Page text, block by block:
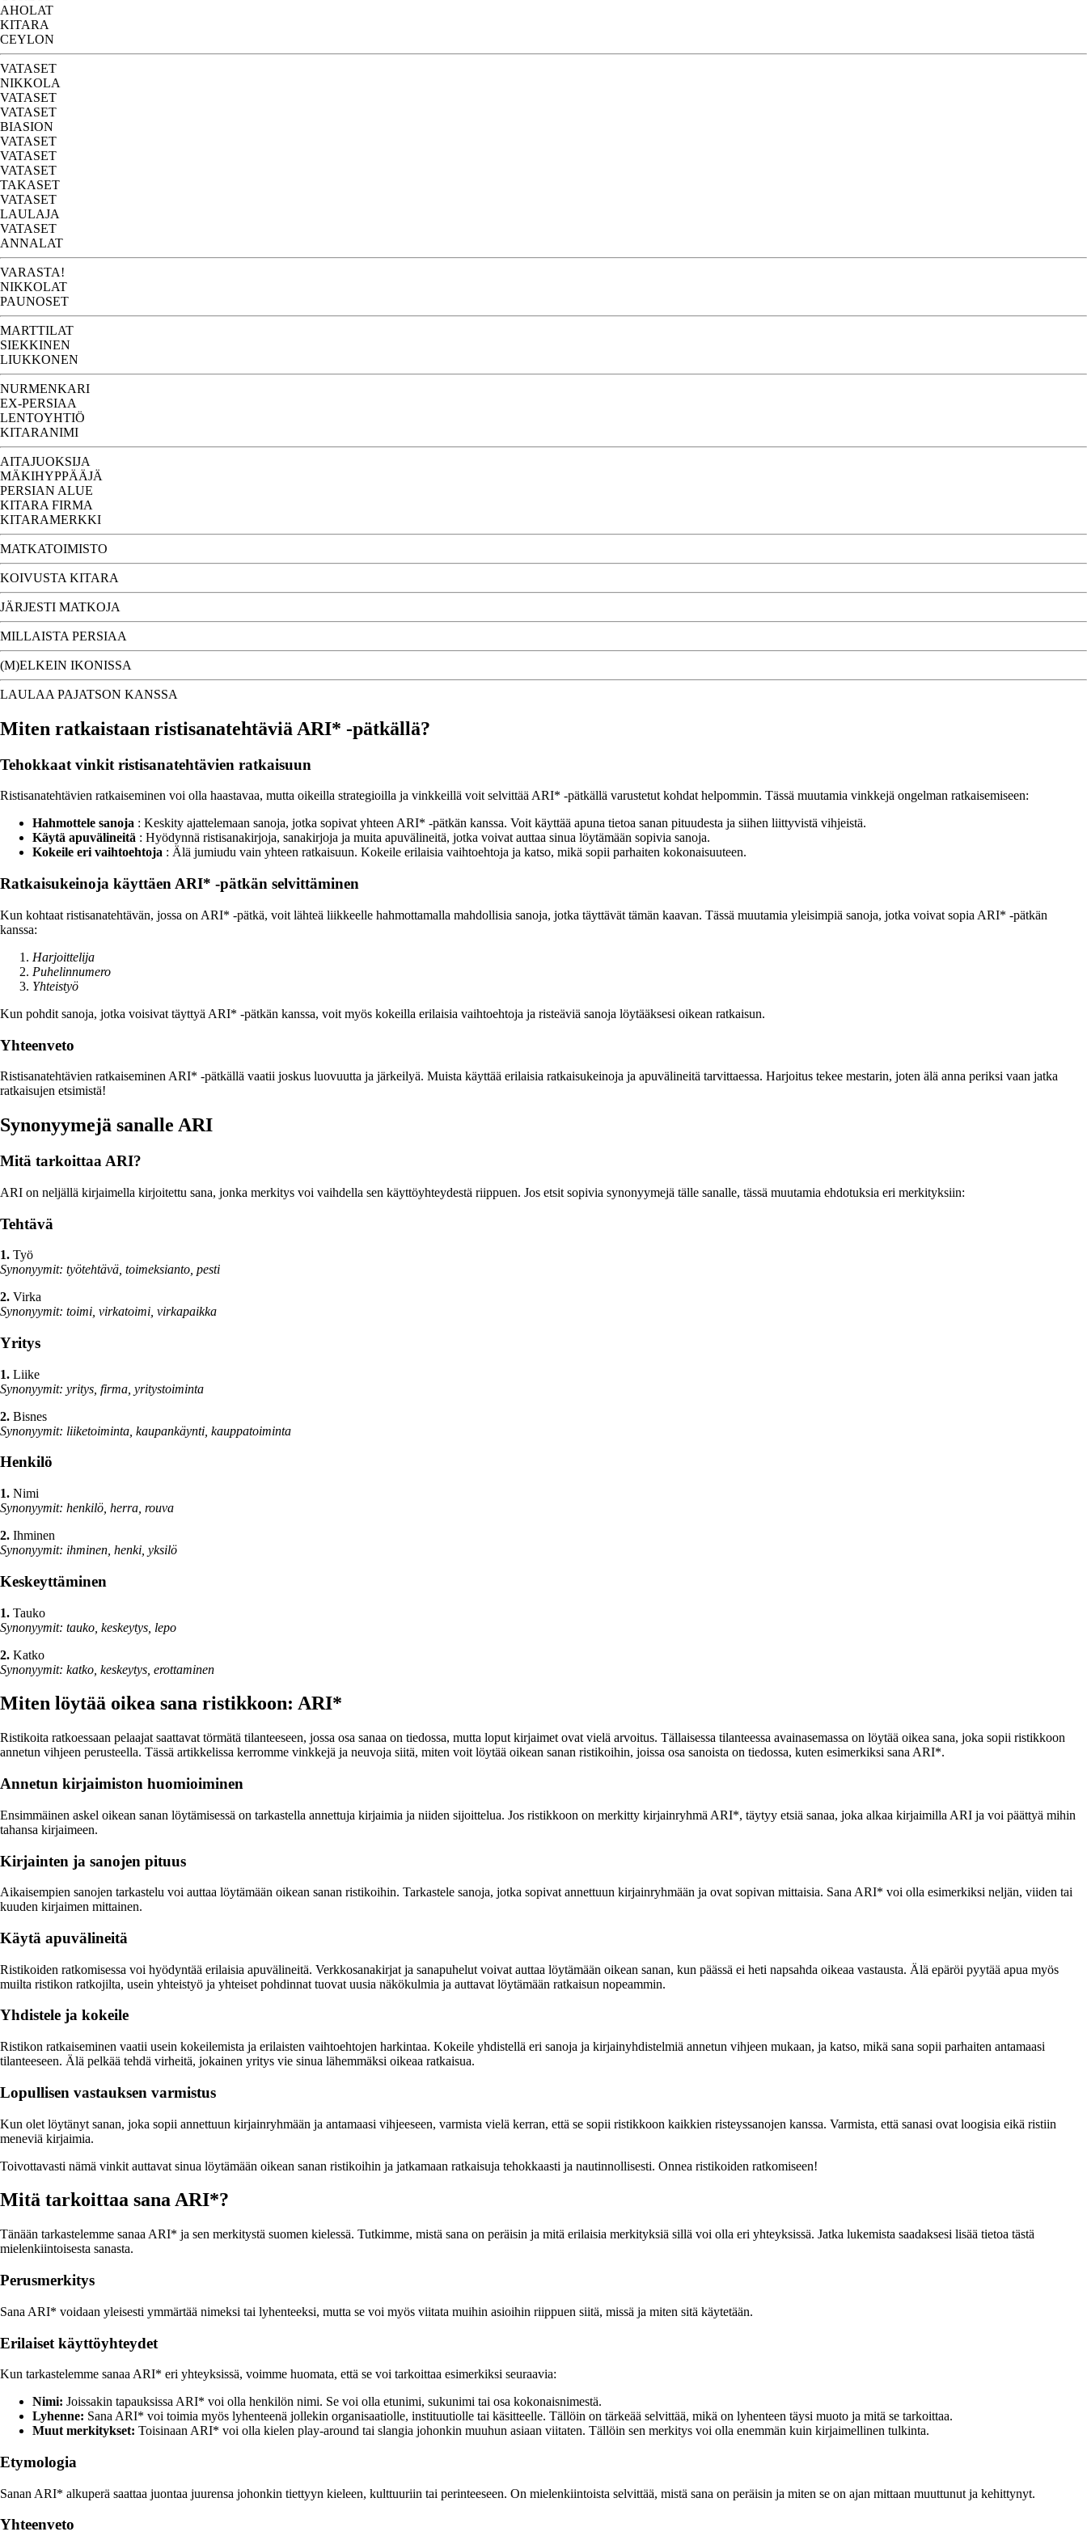
AHOLAT
KITARA
CEYLON
VATASET
NIKKOLA
VATASET
VATASET
BIASION
VATASET
VATASET
VATASET
TAKASET
VATASET
LAULAJA
VATASET
ANNALAT
VARASTA!
NIKKOLAT
PAUNOSET
MARTTILAT
SIEKKINEN
LIUKKONEN
NURMENKARI
EX-PERSIAA
LENTOYHTIÖ
KITARANIMI
AITAJUOKSIJA
MÄKIHYPPÄÄJÄ
PERSIAN ALUE
KITARA FIRMA
KITARAMERKKI
MATKATOIMISTO
KOIVUSTA KITARA
JÄRJESTI MATKOJA
MILLAISTA PERSIAA
(M)ELKEIN IKONISSA
LAULAA PAJATSON KANSSA
Miten ratkaistaan ristisanatehtäviä ARI* -pätkällä?
Tehokkaat vinkit ristisanatehtävien ratkaisuun
Ristisanatehtävien ratkaiseminen voi olla haastavaa, mutta oikeilla strategioilla ja vinkkeillä voit selvittää ARI* -pätkällä varustetut kohdat helpommin. Tässä muutamia vinkkejä ongelman ratkaisemiseen:
Hahmottele sanoja : Keskity ajattelemaan sanoja, jotka sopivat yhteen ARI* -pätkän kanssa. Voit käyttää apuna tietoa sanan pituudesta ja siihen liittyvistä vihjeistä.
Käytä apuvälineitä : Hyödynnä ristisanakirjoja, sanakirjoja ja muita apuvälineitä, jotka voivat auttaa sinua löytämään sopivia sanoja.
Kokeile eri vaihtoehtoja : Älä jumiudu vain yhteen ratkaisuun. Kokeile erilaisia vaihtoehtoja ja katso, mikä sopii parhaiten kokonaisuuteen.
Ratkaisukeinoja käyttäen ARI* -pätkän selvittäminen
Kun kohtaat ristisanatehtävän, jossa on ARI* -pätkä, voit lähteä liikkeelle hahmottamalla mahdollisia sanoja, jotka täyttävät tämän kaavan. Tässä muutamia yleisimpiä sanoja, jotka voivat sopia ARI* -pätkän
kanssa:
Harjoittelija
Puhelinnumero
Yhteistyö
Kun pohdit sanoja, jotka voisivat täyttyä ARI* -pätkän kanssa, voit myös kokeilla erilaisia vaihtoehtoja ja risteäviä sanoja löytääksesi oikean ratkaisun.
Yhteenveto
Ristisanatehtävien ratkaiseminen ARI* -pätkällä vaatii joskus luovuutta ja järkeilyä. Muista käyttää erilaisia ratkaisukeinoja ja apuvälineitä tarvittaessa. Harjoitus tekee mestarin, joten älä anna periksi vaan jatka
ratkaisujen etsimistä!
Synonyymejä sanalle ARI
Mitä tarkoittaa ARI?
ARI on neljällä kirjaimella kirjoitettu sana, jonka merkitys voi vaihdella sen käyttöyhteydestä riippuen. Jos etsit sopivia synonyymejä tälle sanalle, tässä muutamia ehdotuksia eri merkityksiin:
Tehtävä
1. Työ
Synonyymit: työtehtävä, toimeksianto, pesti
2. Virka
Synonyymit: toimi, virkatoimi, virkapaikka
Yritys
1. Liike
Synonyymit: yritys, firma, yritystoiminta
2. Bisnes
Synonyymit: liiketoiminta, kaupankäynti, kauppatoiminta
Henkilö
1. Nimi
Synonyymit: henkilö, herra, rouva
2. Ihminen
Synonyymit: ihminen, henki, yksilö
Keskeyttäminen
1. Tauko
Synonyymit: tauko, keskeytys, lepo
2. Katko
Synonyymit: katko, keskeytys, erottaminen
Miten löytää oikea sana ristikkoon: ARI*
Ristikoita ratkoessaan pelaajat saattavat törmätä tilanteeseen, jossa osa sanaa on tiedossa, mutta loput kirjaimet ovat vielä arvoitus. Tällaisessa tilanteessa avainasemassa on löytää oikea sana, joka sopii ristikkoon
annetun vihjeen perusteella. Tässä artikkelissa kerromme vinkkejä ja neuvoja siitä, miten voit löytää oikean sanan ristikoihin, joissa osa sanoista on tiedossa, kuten esimerkiksi sana ARI*.
Annetun kirjaimiston huomioiminen
Ensimmäinen askel oikean sanan löytämisessä on tarkastella annettuja kirjaimia ja niiden sijoittelua. Jos ristikkoon on merkitty kirjainryhmä ARI*, täytyy etsiä sanaa, joka alkaa kirjaimilla ARI ja voi päättyä mihin
tahansa kirjaimeen.
Kirjainten ja sanojen pituus
Aikaisempien sanojen tarkastelu voi auttaa löytämään oikean sanan ristikoihin. Tarkastele sanoja, jotka sopivat annettuun kirjainryhmään ja ovat sopivan mittaisia. Sana ARI* voi olla esimerkiksi neljän, viiden tai
kuuden kirjaimen mittainen.
Käytä apuvälineitä
Ristikoiden ratkomisessa voi hyödyntää erilaisia apuvälineitä. Verkkosanakirjat ja sanapuhelut voivat auttaa löytämään oikean sanan, kun päässä ei heti napsahda oikeaa vastausta. Älä epäröi pyytää apua myös
muilta ristikon ratkojilta, usein yhteistyö ja yhteiset pohdinnat tuovat uusia näkökulmia ja auttavat löytämään ratkaisun nopeammin.
Yhdistele ja kokeile
Ristikon ratkaiseminen vaatii usein kokeilemista ja erilaisten vaihtoehtojen harkintaa. Kokeile yhdistellä eri sanoja ja kirjainyhdistelmiä annetun vihjeen mukaan, ja katso, mikä sana sopii parhaiten antamaasi
tilanteeseen. Älä pelkää tehdä virheitä, jokainen yritys vie sinua lähemmäksi oikeaa ratkaisua.
Lopullisen vastauksen varmistus
Kun olet löytänyt sanan, joka sopii annettuun kirjainryhmään ja antamaasi vihjeeseen, varmista vielä kerran, että se sopii ristikkoon kaikkien risteyssanojen kanssa. Varmista, että sanasi ovat loogisia eikä ristiin
meneviä kirjaimia.
Toivottavasti nämä vinkit auttavat sinua löytämään oikean sanan ristikoihin ja jatkamaan ratkaisuja tehokkaasti ja nautinnollisesti. Onnea ristikoiden ratkomiseen!
Mitä tarkoittaa sana ARI*?
Tänään tarkastelemme sanaa ARI* ja sen merkitystä suomen kielessä. Tutkimme, mistä sana on peräisin ja mitä erilaisia ​​merkityksiä sillä voi olla eri yhteyksissä. Jatka lukemista saadaksesi lisää tietoa tästä
mielenkiintoisesta sanasta.
Perusmerkitys
Sana ARI* voidaan yleisesti ymmärtää nimeksi tai lyhenteeksi, mutta se voi myös viitata muihin asioihin riippuen siitä, missä ja miten sitä käytetään.
Erilaiset käyttöyhteydet
Kun tarkastelemme sanaa ARI* eri yhteyksissä, voimme huomata, että se voi tarkoittaa esimerkiksi seuraavia:
Nimi: Joissakin tapauksissa ARI* voi olla henkilön nimi. Se voi olla etunimi, sukunimi tai osa kokonaisnimestä.
Lyhenne: Sana ARI* voi toimia myös lyhenteenä jollekin organisaatiolle, instituutiolle tai käsitteelle. Tällöin on tärkeää selvittää, mikä on lyhenteen täysi muoto ja mitä se tarkoittaa.
Muut merkitykset: Toisinaan ARI* voi olla kielen play-around tai slangia johonkin muuhun asiaan viitaten. Tällöin sen merkitys voi olla enemmän kuin kirjaimellinen tulkinta.
Etymologia
Sanan ARI* alkuperä saattaa juontaa juurensa johonkin tiettyyn kieleen, kulttuuriin tai perinteeseen. On mielenkiintoista selvittää, mistä sana on peräisin ja miten se on ajan mittaan muuttunut ja kehittynyt.
Yhteenveto